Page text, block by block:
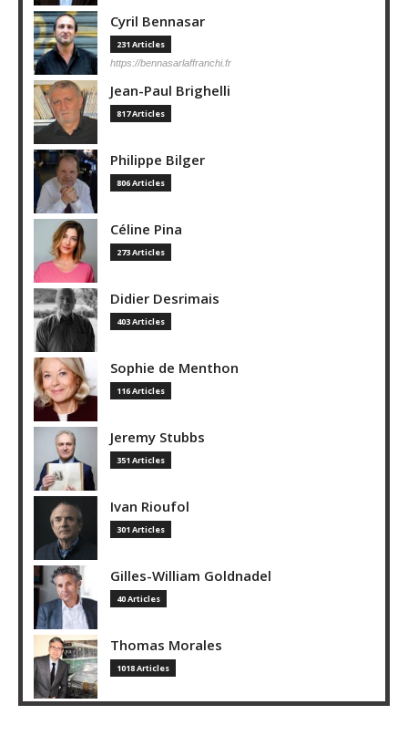
Cyril Bennasar
231 Articles
https://bennasarlaffranchi.fr
Jean-Paul Brighelli
817 Articles
Philippe Bilger
806 Articles
Céline Pina
273 Articles
Didier Desrimais
403 Articles
Sophie de Menthon
116 Articles
Jeremy Stubbs
351 Articles
Ivan Rioufol
301 Articles
Gilles-William Goldnadel
40 Articles
Thomas Morales
1018 Articles